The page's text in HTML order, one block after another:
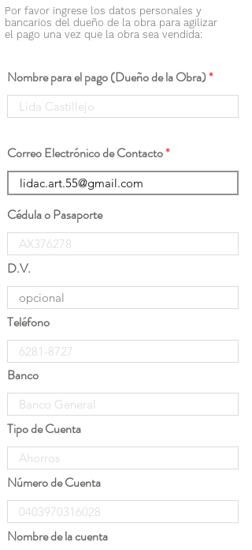
Por favor ingrese los datos personales y
bancarios del dueño de la obra para agilizar
el pago una vez que la obra sea vendida:
Nombre para el pago (Dueño de la Obra)
Correo Electrónico de Contacto
Cédula o Pasaporte
D.V.
Teléfono
Banco
Tipo de Cuenta
Número de Cuenta
Nombre de la cuenta